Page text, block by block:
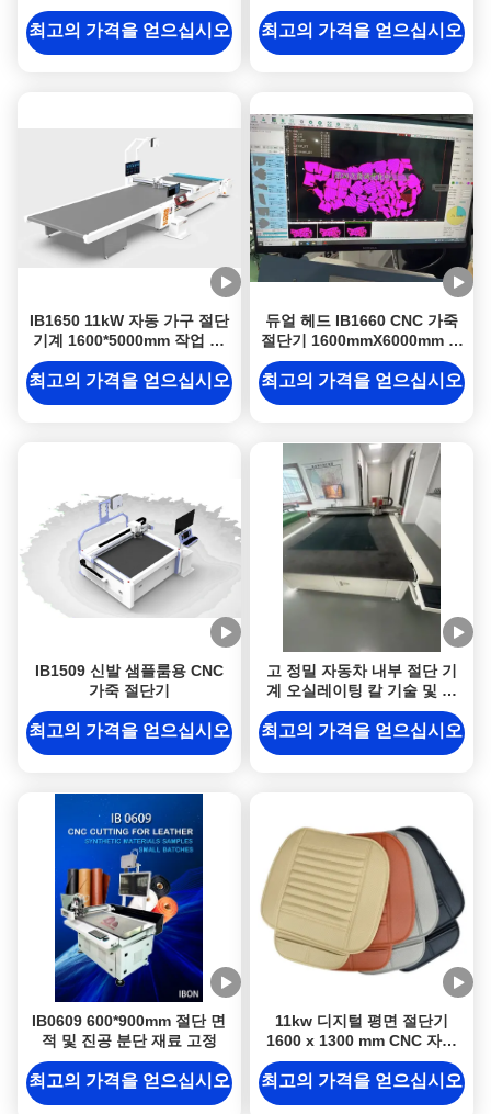
최고의 가격을 얻으십시오
용자 정의 절단 칼 기계
최고의 가격을 얻으십시오
IB1650 11kW 자동 가구 절단
기계 1600*5000mm 작업 범
위 및 CE 인증
최고의 가격을 얻으십시오
듀얼 헤드 IB1660 CNC 가죽
절단기 1600mmX6000mm 절
단 범위와 정품 가죽을 위한
고 정밀
최고의 가격을 얻으십시오
IB1509 신발 샘플룸용 CNC
가죽 절단기
최고의 가격을 얻으십시오
고 정밀 자동차 내부 절단 기
계 오실레이팅 칼 기술 및 자
동 공급
최고의 가격을 얻으십시오
IB0609 600*900mm 절단 면
적 및 진공 분단 재료 고정
최고의 가격을 얻으십시오
11kw 디지털 평면 절단기
1600 x 1300 mm CNC 자동
차 매트 절단 기계 3 년 보증
최고의 가격을 얻으십시오